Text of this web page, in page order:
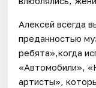
Алексей всегда
преданностью
ребята»,когда
«Автомобили»,
артисты»,